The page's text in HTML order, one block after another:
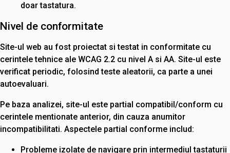
doar tastatura.
Nivel de conformitate
Site-ul web au fost proiectat si testat in conformitate cu
cerintele tehnice ale WCAG 2.2 cu nivel A si AA. Site-ul este
verificat periodic, folosind teste aleatorii, ca parte a unei
autoevaluari.
Pe baza analizei, site-ul este partial compatibil/conform cu
cerintele mentionate anterior, din cauza anumitor
incompatibilitati. Aspectele partial conforme includ:
Probleme izolate de navigare prin intermediul tastaturii